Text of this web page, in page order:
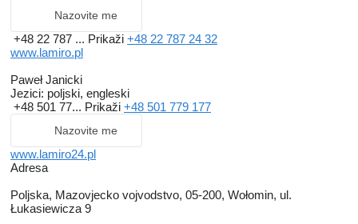
Nazovite me
+48 22 787 ... Prikaži +48 22 787 24 32
www.lamiro.pl
Paweł Janicki
Jezici: poljski, engleski
+48 501 77... Prikaži +48 501 779 177
Nazovite me
www.lamiro24.pl
Adresa
Poljska, Mazovjecko vojvodstvo, 05-200, Wołomin, ul.
Łukasiewicza 9